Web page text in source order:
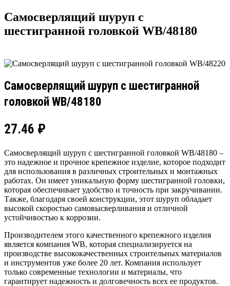
Самосверлящий шуруп с
шестигранной головкой WB/48180
Самосверлящий шуруп с шестигранной
головкой WB/48180
27.46 ₽
Самосверлящий шуруп с шестигранной головкой WB/48180 –
это надежное и прочное крепежное изделие, которое подходит
для использования в различных строительных и монтажных
работах. Он имеет уникальную форму шестигранной головки,
которая обеспечивает удобство и точность при закручивании.
Также, благодаря своей конструкции, этот шуруп обладает
высокой скоростью самовысверливания и отличной
устойчивостью к коррозии.
Производителем этого качественного крепежного изделия
является компания WB, которая специализируется на
производстве высококачественных строительных материалов
и инструментов уже более 20 лет. Компания использует
только современные технологии и материалы, что
гарантирует надежность и долговечность всех ее продуктов.